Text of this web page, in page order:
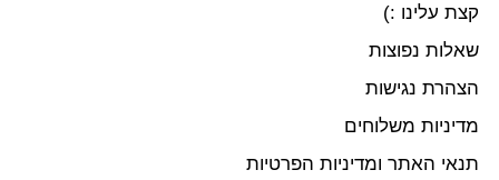
קצת עלינו :)
שאלות נפוצות
הצהרת נגישות
מדיניות משלוחים
תנאי האתר ומדיניות הפרטיות